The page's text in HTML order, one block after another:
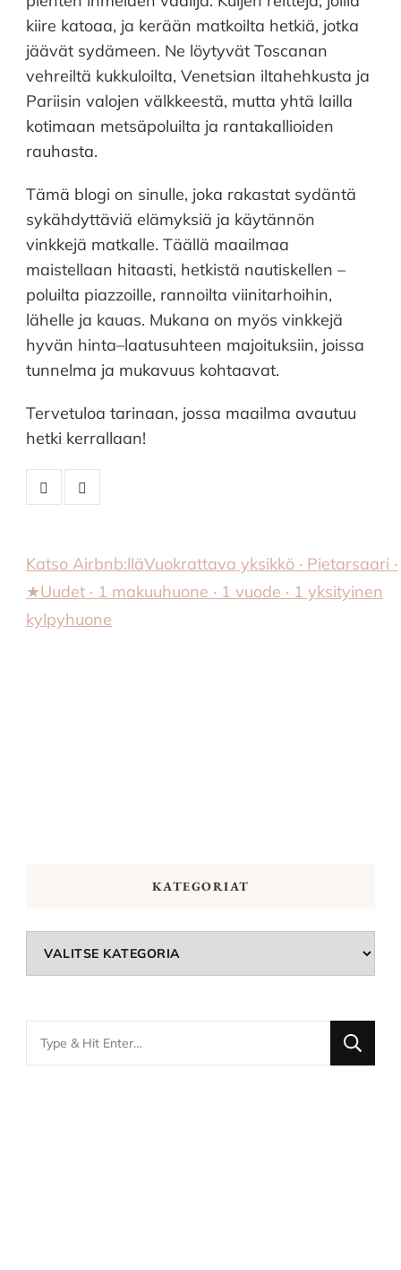
kiire katoaa, ja kerään matkoilta hetkiä, jotka
jäävät sydämeen. Ne löytyvät Toscanan
vehreiltä kukkuloilta, Venetsian iltahehkusta ja
Pariisin valojen välkkeestä, mutta yhtä lailla
kotimaan metsäpoluilta ja rantakallioiden
rauhasta.
Tämä blogi on sinulle, joka rakastat sydäntä
sykähdyttäviä elämyksiä ja käytännön
vinkkejä matkalle. Täällä maailmaa
maistellaan hitaasti, hetkistä nautiskellen –
poluilta piazzoille, rannoilta viinitarhoihin,
lähelle ja kauas. Mukana on myös vinkkejä
hyvän hinta–laatusuhteen majoituksiin, joissa
tunnelma ja mukavuus kohtaavat.
Tervetuloa tarinaan, jossa maailma avautuu
hetki kerrallaan!
Katso Airbnb:lläVuokrattava yksikkö · Pietarsaari ·
★Uudet · 1 makuuhuone · 1 vuode · 1 yksityinen
kylpyhuone
KATEGORIAT
for